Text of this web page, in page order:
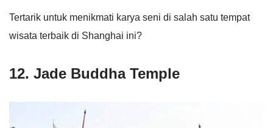
Tertarik untuk menikmati karya seni di salah satu tempat
wisata terbaik di Shanghai ini?
12. Jade Buddha Temple